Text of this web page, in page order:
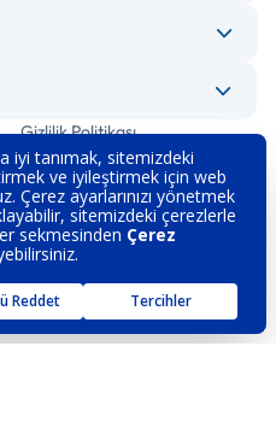
Gizlilik Politikası
Engelsiz Bankacılık
Güvenlik
Hakkımızda